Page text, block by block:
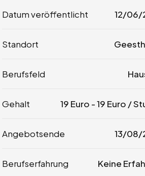
Datum veröffentlicht 12/06/
Standort
Berufsfeld
Gehalt 19 Euro -19 Euro /
Angebotsende 13/08/
Berufserfahrung Keine